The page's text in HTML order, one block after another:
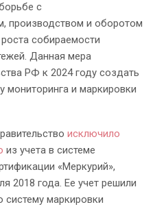
с
производством и оборотом
собираемости
Данная мера
РФ к 2024 году создать
мониторинга и маркировки
исключило
из учета в системе
«Меркурий»,
2018 года. Ее учет решили
систему маркировки